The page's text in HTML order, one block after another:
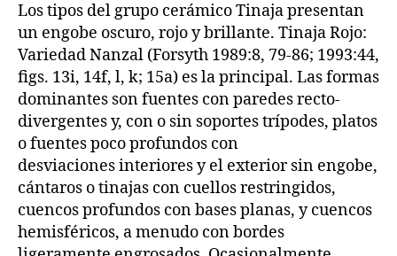
Los tipos del grupo cerámico Tinaja presentan
un engobe oscuro, rojo y brillante. Tinaja Rojo:
Variedad Nanzal (Forsyth 1989:8, 79-86; 1993:44,
figs. 13i, 14f, l, k; 15a) es la principal. Las formas
dominantes son fuentes con paredes recto-
divergentes y, con o sin soportes trípodes, platos
o fuentes poco profundos con
desviaciones interiores y el exterior sin engobe,
cántaros o tinajas con cuellos restringidos,
cuencos profundos con bases planas, y cuencos
hemisféricos, a menudo con bordes